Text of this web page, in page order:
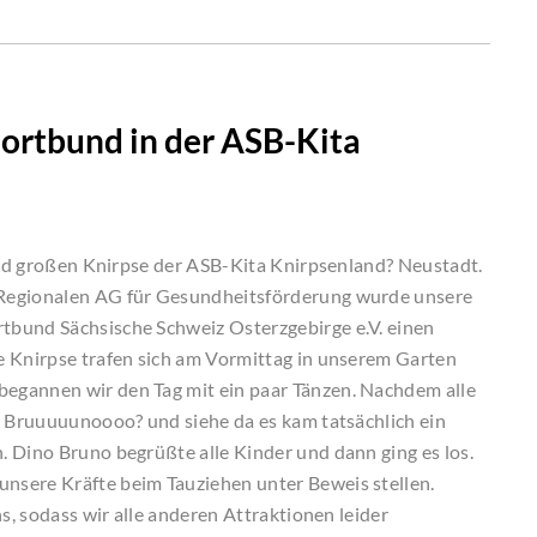
in der ASB-Kita
großen Knirpse der ASB-Kita Knirpsenland? Neustadt.
AG für Gesundheitsförderung wurde unsere
Sächsische Schweiz Osterzgebirge e.V. einen
trafen sich am Vormittag in unserem Garten
wir den Tag mit ein paar Tänzen. Nachdem alle
und siehe da es kam tatsächlich ein
Bruno begrüßte alle Kinder und dann ging es los.
Kräfte beim Tauziehen unter Beweis stellen.
sodass wir alle anderen Attraktionen leider